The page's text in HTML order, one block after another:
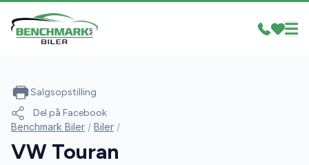
Salgsopstilling
Del på Facebook
Benchmark Biler / Biler /
VW Touran